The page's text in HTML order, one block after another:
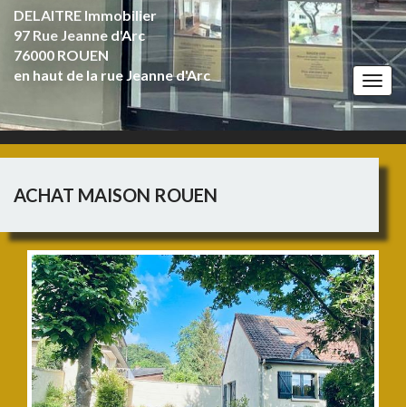
DELAITRE Immobilier
97 Rue Jeanne d'Arc
76000 ROUEN
en haut de la rue Jeanne d'Arc
ACHAT MAISON ROUEN